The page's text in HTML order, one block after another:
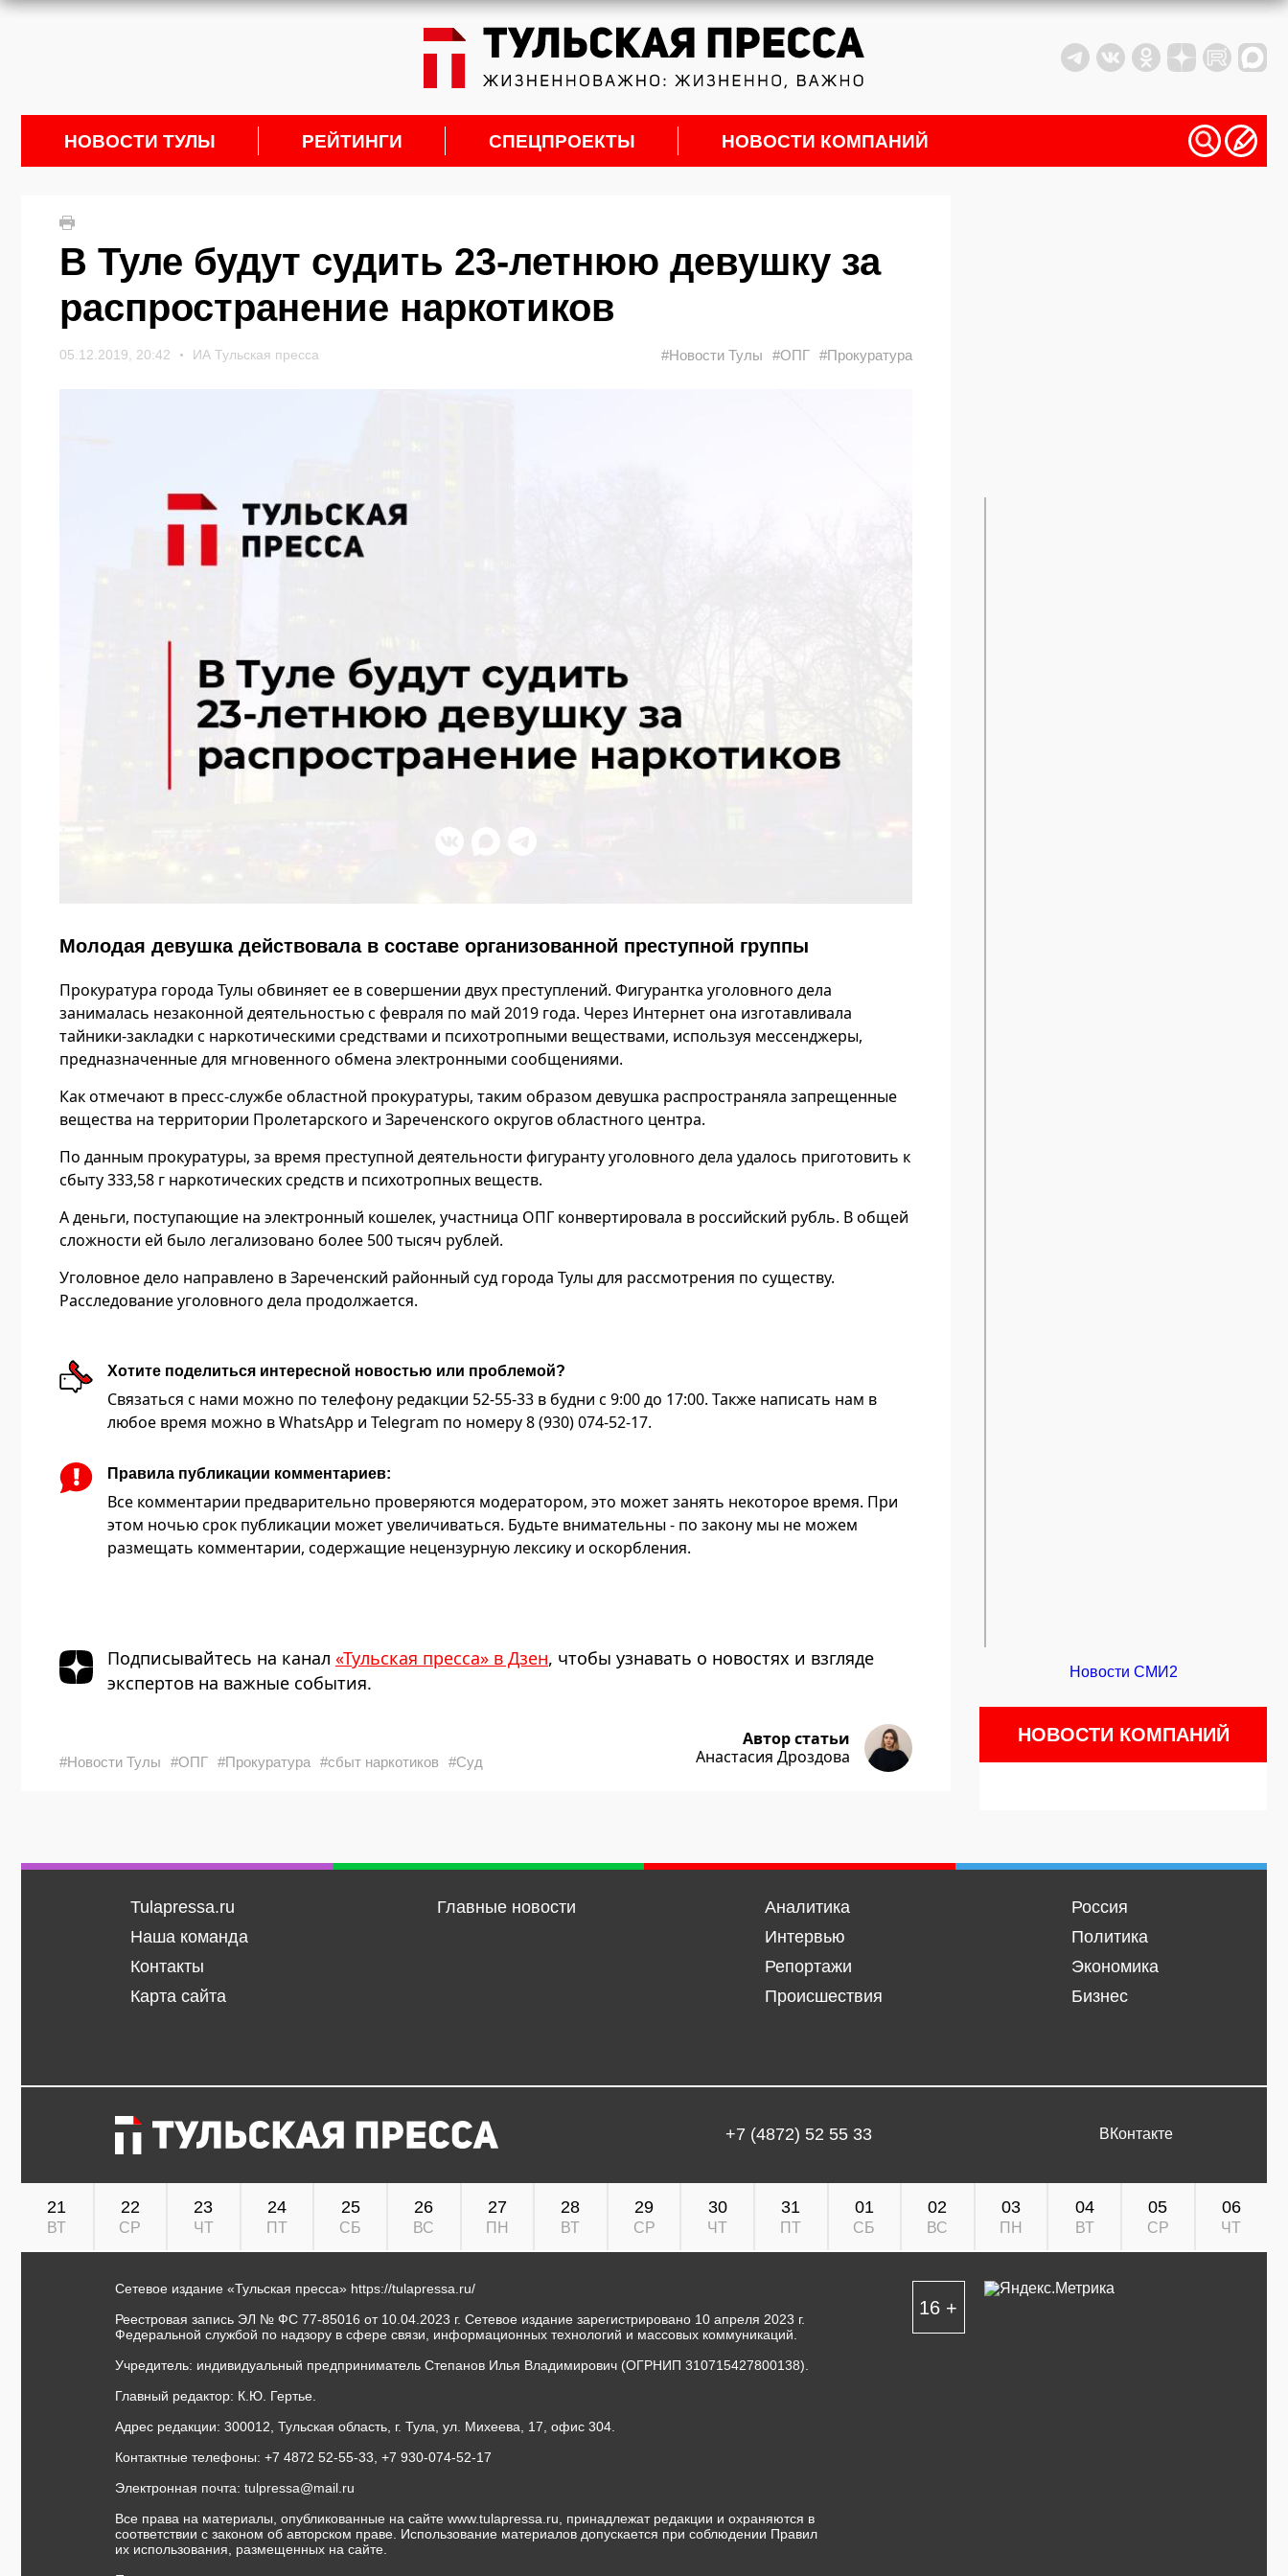
НОВОСТИ ТУЛЫ РЕЙТИНГИ СПЕЦПРОЕКТЫ НОВОСТИ КОМПАНИЙ
В Туле будут судить 23-летнюю девушку за
распространение наркотиков
05.12.2019, 20:42 ИА Тульская пресса #Новости Тулы #ОПГ #Прокуратура
Молодая девушка действовала в составе организованной преступной группы
Прокуратура города Тулы обвиняет ее в совершении двух преступлений. Фигурантка уголовного дела
занималась незаконной деятельностью с февраля по май 2019 года. Через Интернет она изготавливала
тайники-закладки с наркотическими средствами и психотропными веществами, используя мессенджеры,
предназначенные для мгновенного обмена электронными сообщениями.
Как отмечают в пресс-службе областной прокуратуры, таким образом девушка распространяла запрещенные
вещества на территории Пролетарского и Зареченского округов областного центра.
По данным прокуратуры, за время преступной деятельности фигуранту уголовного дела удалось приготовить к
сбыту 333,58 г наркотических средств и психотропных веществ.
А деньги, поступающие на электронный кошелек, участница ОПГ конвертировала в российский рубль. В общей
сложности ей было легализовано более 500 тысяч рублей.
Уголовное дело направлено в Зареченский районный суд города Тулы для рассмотрения по существу.
Расследование уголовного дела продолжается.
Хотите поделиться интересной новостью или проблемой?
Связаться с нами можно по телефону редакции 52-55-33 в будни с 9:00 до 17:00. Также написать нам в
любое время можно в WhatsApp и Telegram по номеру 8 (930) 074-52-17.
Правила публикации комментариев:
Все комментарии предварительно проверяются модератором, это может занять некоторое время. При
этом ночью срок публикации может увеличиваться. Будьте внимательны - по закону мы не можем
размещать комментарии, содержащие нецензурную лексику и оскорбления.
Подписывайтесь на канал «Тульская пресса» в Дзен, чтобы узнавать о новостях и взгляде
экспертов на важные события.
#Новости Тулы #ОПГ #Прокуратура #сбыт наркотиков #Суд
Автор статьи
Анастасия Дроздова
Новости СМИ2
НОВОСТИ КОМПАНИЙ
Tulapressa.ru
Наша команда
Контакты
Карта сайта
Главные новости
Аналитика
Интервью
Репортажи
Происшествия
Россия
Политика
Экономика
Бизнес
+7 (4872) 52 55 33 ВКонтакте
21
ВТ
22
СР
23
ЧТ
24
ПТ
25
СБ
26
ВС
27
ПН
28
ВТ
29
СР
30
ЧТ
31
ПТ
01
СБ
02
ВС
03
ПН
04
ВТ
05
СР
06
ЧТ
Сетевое издание «Тульская пресса» https://tulapressa.ru/
Реестровая запись ЭЛ № ФС 77-85016 от 10.04.2023 г. Сетевое издание зарегистрировано 10 апреля 2023 г.
Федеральной службой по надзору в сфере связи, информационных технологий и массовых коммуникаций.
Учредитель: индивидуальный предприниматель Степанов Илья Владимирович (ОГРНИП 310715427800138).
Главный редактор: К.Ю. Гертье.
Адрес редакции: 300012, Тульская область, г. Тула, ул. Михеева, 17, офис 304.
Контактные телефоны: +7 4872 52-55-33, +7 930-074-52-17
Электронная почта: tulpressa@mail.ru
Все права на материалы, опубликованные на сайте www.tulapressa.ru, принадлежат редакции и охраняются в
соответствии с законом об авторском праве. Использование материалов допускается при соблюдении Правил
их использования, размещенных на сайте.
16 +